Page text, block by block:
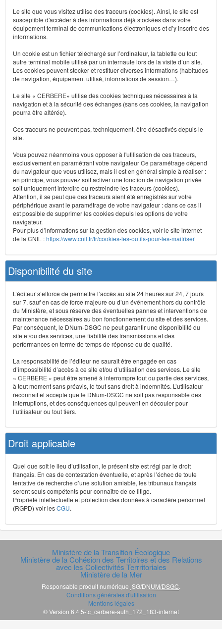
Le site que vous visitez utilise des traceurs (cookies). Ainsi, le site est
susceptible d'accéder à des informations déjà stockées dans votre
équipement terminal de communications électroniques et d’y inscrire des
informations.
Un cookie est un fichier téléchargé sur l’ordinateur, la tablette ou tout
autre terminal mobile utilisé par un internaute lors de la visite d’un site.
Les cookies peuvent stocker et restituer diverses informations (habitudes
de navigation, équipement utilisé, informations de session…).
Le site « CERBERE» utilise des cookies techniques nécessaires à la
navigation et à la sécurité des échanges (sans ces cookies, la navigation
pourra être altérée).
Ces traceurs ne peuvent pas, techniquement, être désactivés depuis le
site.
Vous pouvez néanmoins vous opposer à l'utilisation de ces traceurs,
exclusivement en paramétrant votre navigateur Ce paramétrage dépend
du navigateur que vous utilisez, mais il est en général simple à réaliser :
en principe, vous pouvez soit activer une fonction de navigation privée
soit uniquement interdire ou restreindre les traceurs (cookies).
Attention, il se peut que des traceurs aient été enregistrés sur votre
périphérique avant le paramétrage de votre navigateur : dans ce cas il
est possible de supprimer les cookies depuis les options de votre
navigateur.
Pour plus d’informations sur la gestion des cookies, voir le site internet
de la CNIL :https://www.cnil.fr/fr/cookies-les-outils-pour-les-maitriser
Disponibilité du site
L’éditeur s’efforce de permettre l’accès au site 24 heures sur 24, 7 jours
sur 7, sauf en cas de force majeure ou d’un événement hors du contrôle
du Ministère, et sous réserve des éventuelles pannes et interventions de
maintenance nécessaires au bon fonctionnement du site et des services.
Par conséquent, le DNum-DSGC ne peut garantir une disponibilité du
site et/ou des services, une fiabilité des transmissions et des
performances en terme de temps de réponse ou de qualité.
La responsabilité de l’éditeur ne saurait être engagée en cas
d’impossibilité d’accès à ce site et/ou d’utilisation des services. Le site
« CERBERE » peut être amené à interrompre tout ou partie des services,
à tout moment sans préavis, le tout sans droit à indemnités. L’utilisateur
reconnaît et accepte que le DNum-DSGC ne soit pas responsable des
interruptions, et des conséquences qui peuvent en découler pour
l’utilisateur ou tout tiers.
Droit applicable
Quel que soit le lieu d’utilisation, le présent site est régi par le droit
français. En cas de contestation éventuelle, et après l’échec de toute
tentative de recherche d’une solution amiable, les tribunaux français
seront seuls compétents pour connaître de ce litige.
Propriété intellectuelle et protection des données à caractère personnel
(RGPD) voir lesCGU.
Ministère de la Transition Écologique
Ministère de la Cohésion des Territoires et des Relations
avec les Collectivités Terrritoriales
Ministère de la Mer
Responsable produit numérique SG/DNUM/DSGC
Conditions générales d'utilisation
Mentions légales
© Version 6.4.5-tc_cerbere-auth_172_183-internet